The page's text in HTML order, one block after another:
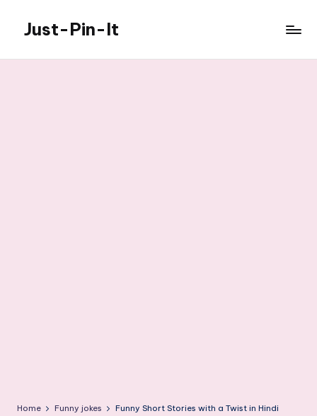
content
Just-Pin-It
Home Funny jokes Funny Short Stories with a Twist in Hindi